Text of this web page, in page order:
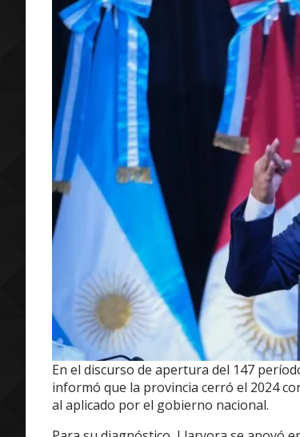
En el discurso de apertura del 147
informó que la provincia cerró el 2024
al aplicado por el gobierno nacional.